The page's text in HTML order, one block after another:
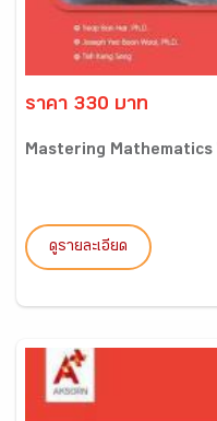
ราคา 330 บาท
Mastering Mathematics
ดูรายละเอียด